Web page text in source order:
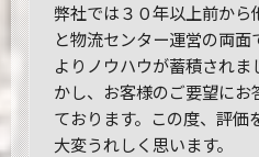
弊社では３０年以上前か
と物流センター運営の両
よりノウハウが蓄積され
かし、お客様のご要望に
ております。この度、評価
大変うれしく思います。